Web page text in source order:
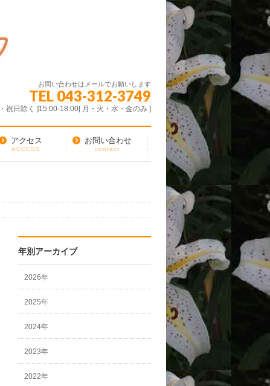
お問い合わせはメールでお願いします
TEL 043-312-3749
祝日除く ]15:00-18:00[ 月・火・水・金のみ ]
アクセス
ACCESS
お問い合わせ
contact
年別アーカイブ
2026年
2025年
2024年
2023年
2022年